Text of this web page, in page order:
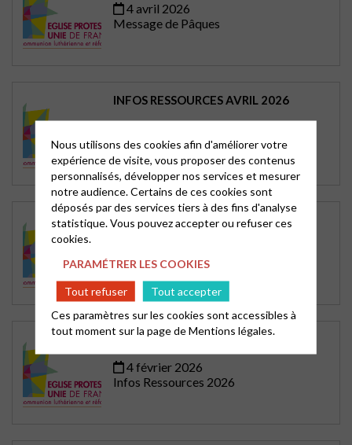
4 avril 2026
Message de Pâques
INFOS RESSOURCES AVRIL 2026
Infos Ressources 2026
INFOS RESSOURCES MARS 2026
Infos Ressources 2026
INFOS RESSOURCES FÉVRIER 2026
4 février 2026
Infos Ressources 2026
Nous utilisons des cookies afin d'améliorer votre
expérience de visite, vous proposer des contenus
personnalisés, développer nos services et mesurer
notre audience. Certains de ces cookies sont
déposés par des services tiers à des fins d'analyse
statistique. Vous pouvez accepter ou refuser ces
cookies.
PARAMÉTRER LES COOKIES
Tout refuser
Tout accepter
Ces paramètres sur les cookies sont accessibles à
tout moment sur la page deMentions légales.